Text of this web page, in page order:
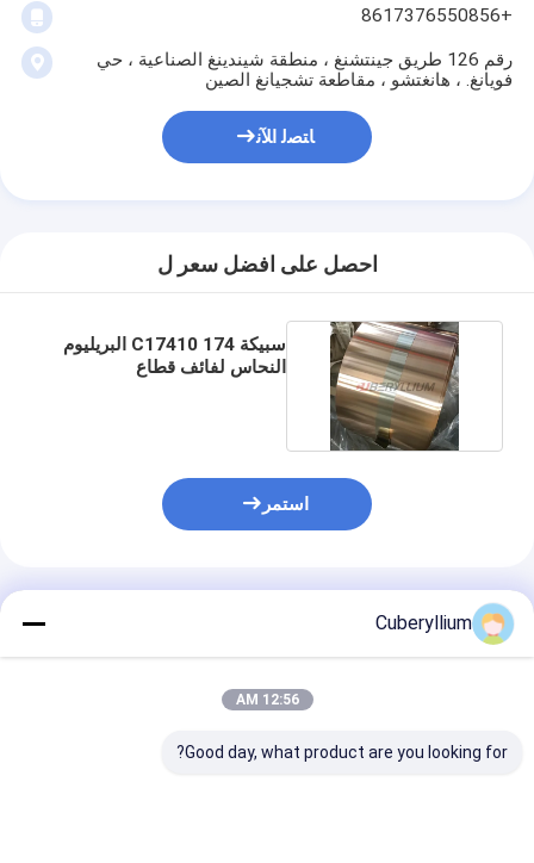
+8617376550856
رقم 126 طريق جينتشنغ ، منطقة شيندينغ الصناعية ، حي
فويانغ. ، هانغتشو ، مقاطعة تشجيانغ الصين
ﺎﺘﺼﻟ ﺍﻶﻧ
احصل على افضل سعر ل
سبيكة 174 C17410 البريليوم
النحاس لفائف قطاع
استمر
المنتجات الموصى بها
Cuberyllium
12:56 AM
Good day, what product are you looking for?